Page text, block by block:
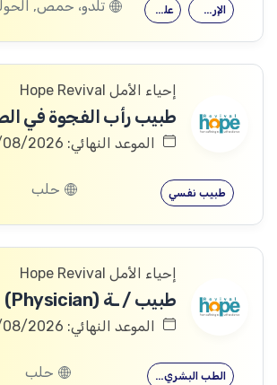
علم النفس الإرشاد النفسي
إحياء الأمل Hope Revival
الموعد النهائي: 10/08/2026
طبيب نفسي حلب
إحياء الأمل Hope Revival
طبيب / ـة (Physician)
الموعد النهائي: 10/08/2026
الطب البشري… حلب